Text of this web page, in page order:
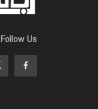
Follow Us